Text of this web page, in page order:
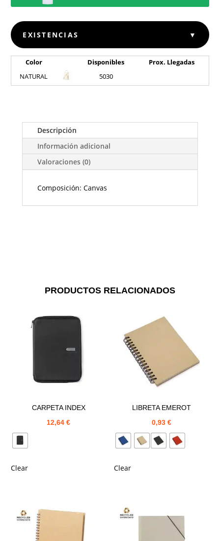
EXISTENCIAS ▼
Color Disponibles
Prox. Llegadas
NATURAL
5030
Descripción
Información adicional
Valoraciones (0)
Composición: Canvas
PRODUCTOS RELACIONADOS
CARPETA INDEX
12,64€
Clear
LIBRETA EMEROT
0,93 €
Clear